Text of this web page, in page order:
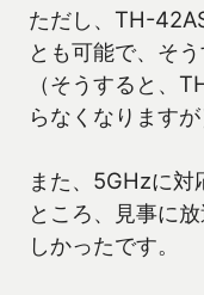
ただし、TH-
とも可能で、そ
（そうすると、
らなくなりますが
また、5GHzに対
ところ、見事に
しかったです。